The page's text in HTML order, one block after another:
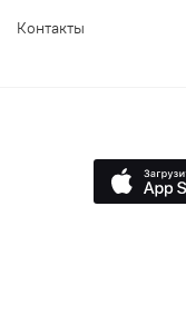
Контакты